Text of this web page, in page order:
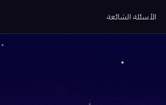
الأسئلة الشائعة